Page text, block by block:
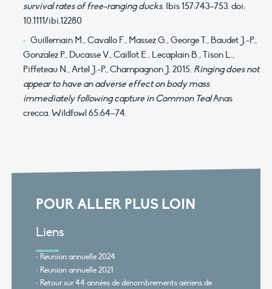
survival rates of free-ranging ducks. Ibis 157:743–753. doi:
10.1111/ibi.12280
Guillemain M., Cavallo F., Massez G., George T., Baudet J.-P.,
Gonzalez P., Ducasse V., Caillot E., Lecaplain B., Tison L.,
Piffeteau N., Artel J.-P., Champagnon J. 2015. Ringing does not
appear to have an adverse effect on body mass
immediately following capture in Common TealAnas
crecca. Wildfowl 65:64–74.
POUR ALLER PLUS LOIN
Liens
Réunion annuelle 2024
Réunion annuelle 2021
Retour sur 44 années de dénombrements aériens de